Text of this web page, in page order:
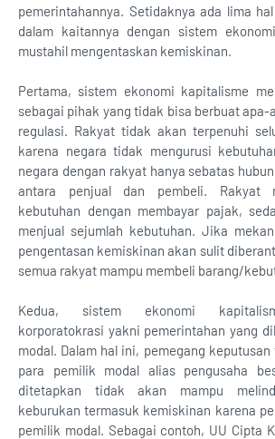
pemerintahannya. Setidaknya ada lima
dalam kaitannya dengan sistem
mustahil mengentaskan kemiskinan.
Pertama, sistem ekonomi kapitalisme
sebagai pihak yang tidak bisa berbuat apa-
regulasi. Rakyat tidak akan terpenuhi
karena negara tidak mengurusi
negara dengan rakyat hanya sebatas
antara penjual dan pembeli. Rakyat
kebutuhan dengan membayar pajak,
menjual sejumlah kebutuhan. Jika
pengentasan kemiskinan akan sulit
semua rakyat mampu membeli barang/
Kedua, sistem ekonomi
korporatokrasi yakni pemerintahan yang
modal. Dalam hal ini, pemegang
para pemilik modal alias pengusaha
ditetapkan tidak akan mampu
keburukan termasuk kemiskinan karena
pemilik modal. Sebagai contoh, UU Cipta